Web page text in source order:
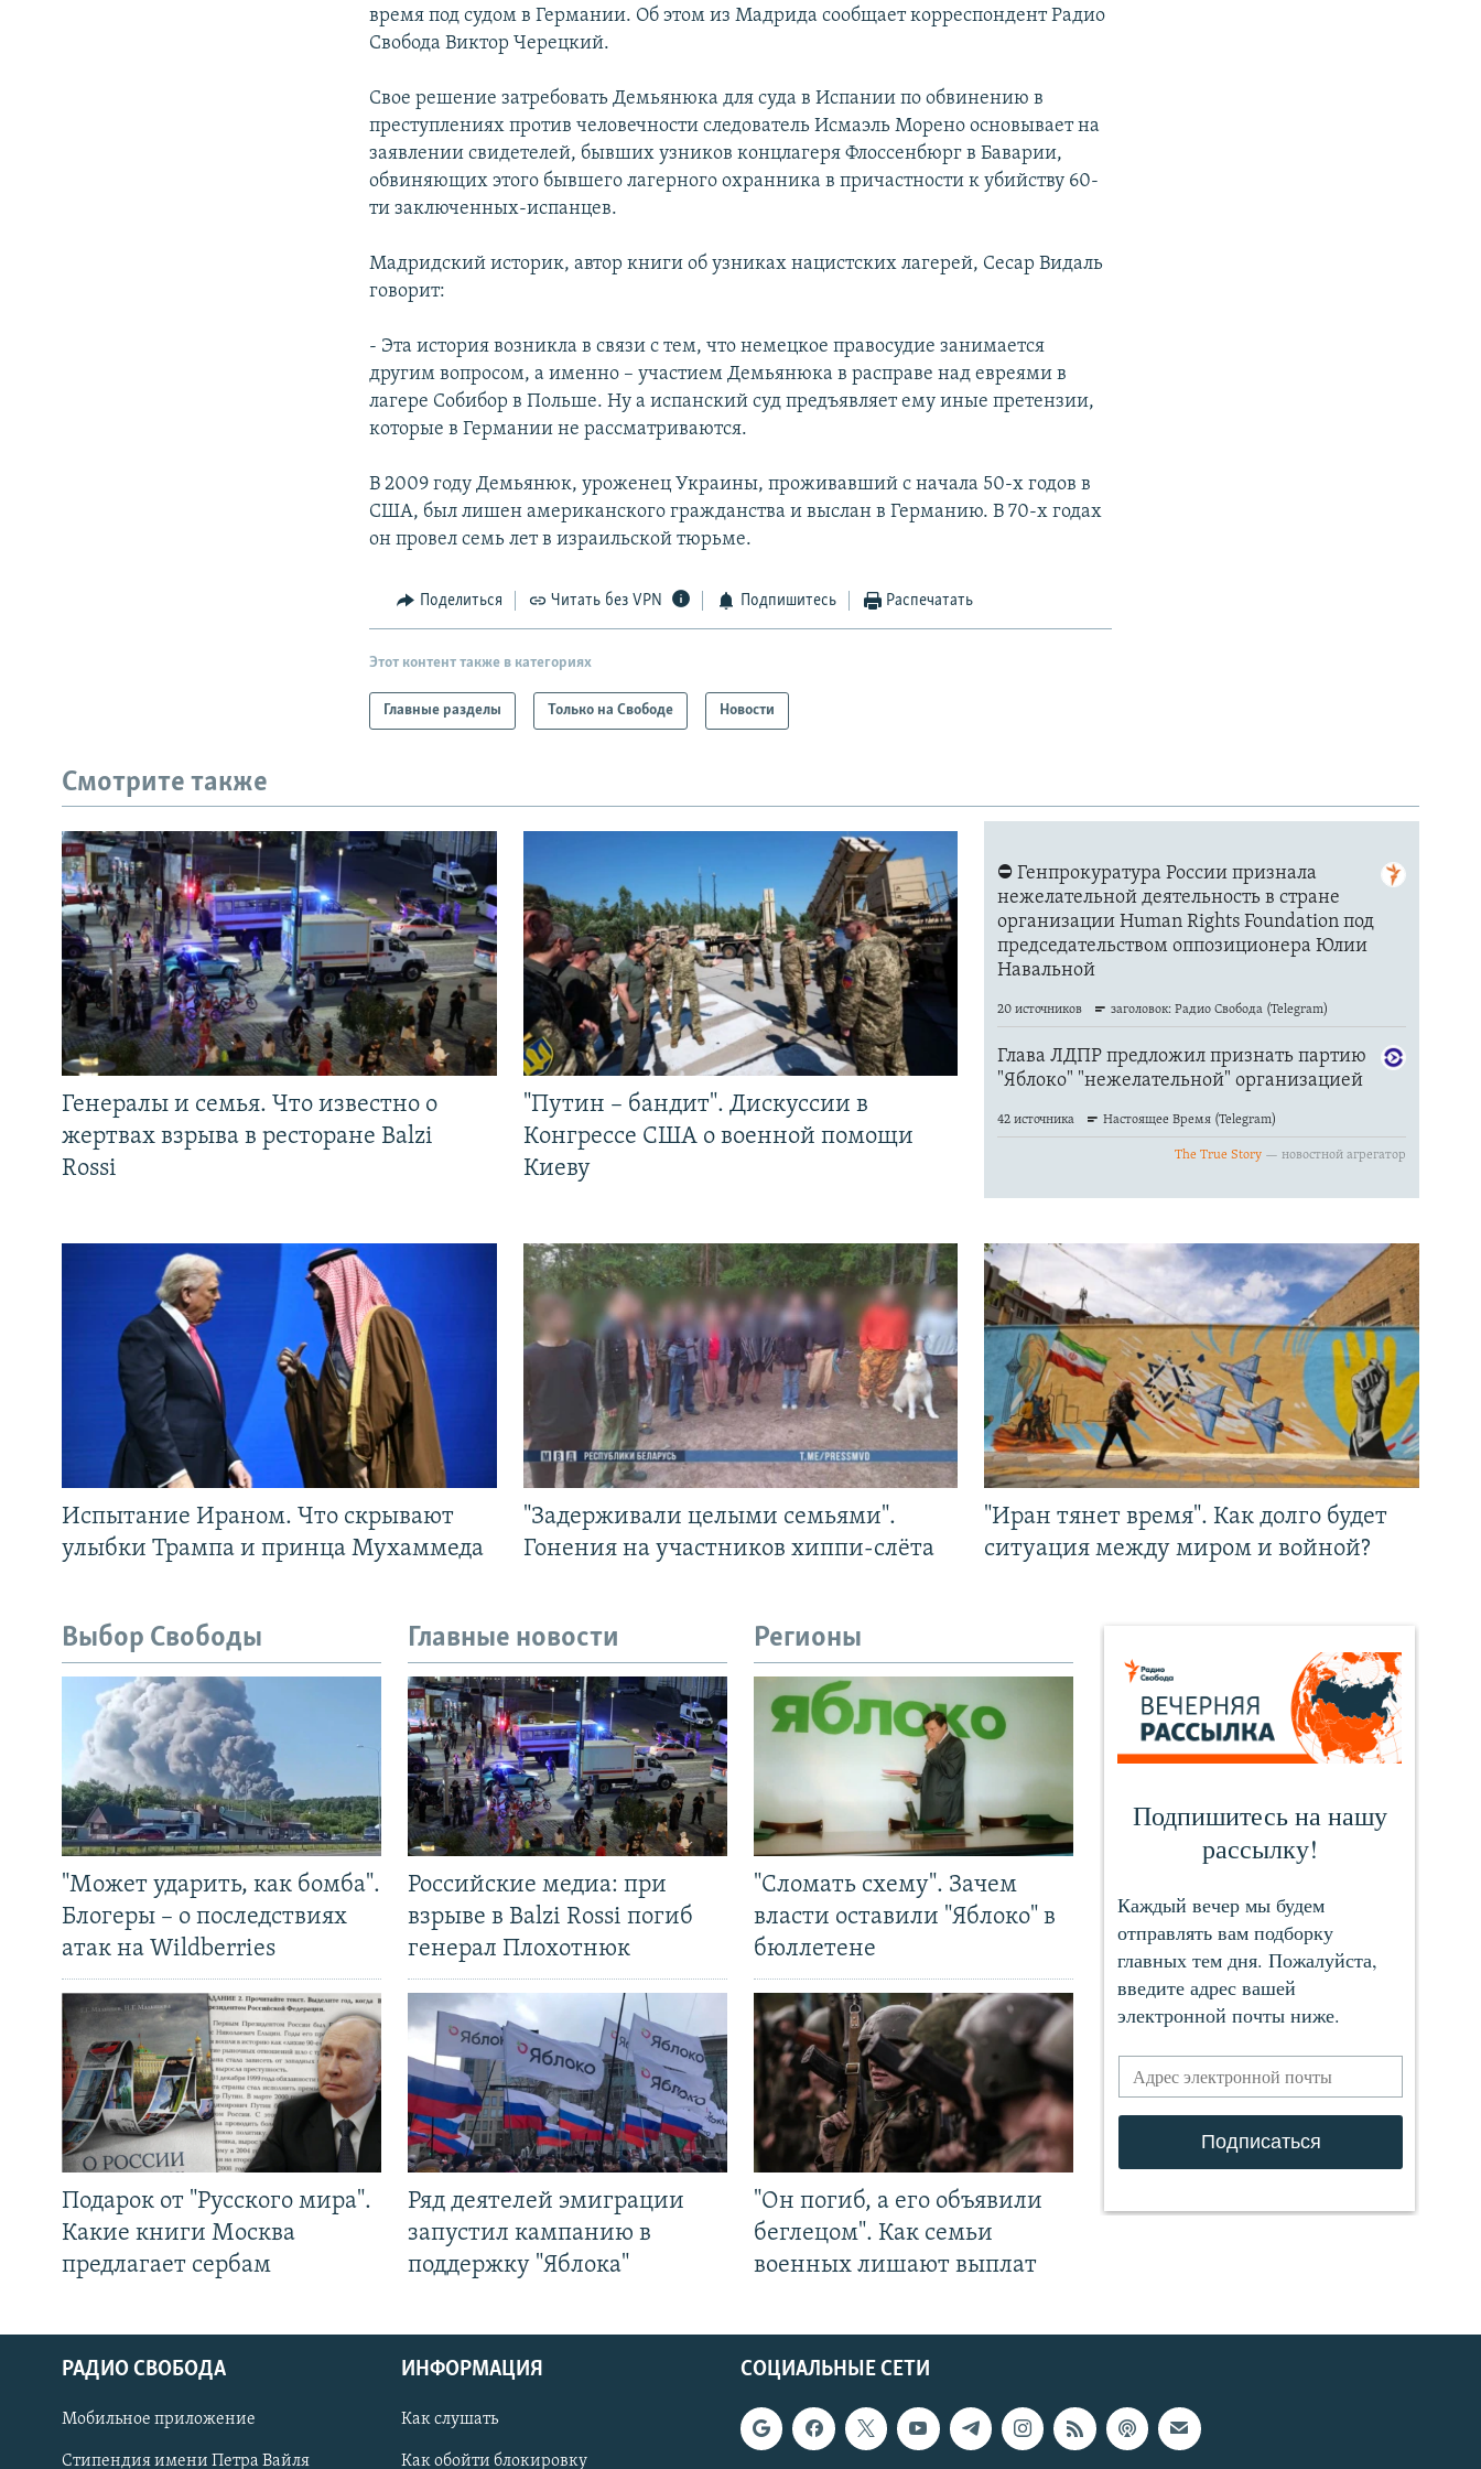
СОЦИАЛЬНЫЕ СЕТИ
время под судом в Германии. Об этом из Мадрида сообщает корреспондент Радио
Свобода Виктор Черецкий.
Свое решение затребовать Демьянюка для суда в Испании по обвинению в
преступлениях против человечности следователь Исмаэль Морено основывает на
заявлении свидетелей, бывших узников концлагеря Флоссенбюрг в Баварии,
обвиняющих этого бывшего лагерного охранника в причастности к убийству 60-
ти заключенных-испанцев.
Мадридский историк, автор книги об узниках нацистских лагерей, Сесар Видаль
говорит:
- Эта история возникла в связи с тем, что немецкое правосудие занимается
другим вопросом, а именно – участием Демьянюка в расправе над евреями в
лагере Собибор в Польше. Ну а испанский суд предъявляет ему иные претензии,
которые в Германии не рассматриваются.
В 2009 году Демьянюк, уроженец Украины, проживавший с начала 50-х годов в
США, был лишен американского гражданства и выслан в Германию. В 70-х годах
он провел семь лет в израильской тюрьме.
Поделиться Читать без VPN Подпишитесь Распечатать
Этот контент также в категориях
Главные разделы Только на Свободе Новости
Смотрите также
Генералы и семья. Что известно о
жертвах взрыва в ресторане Balzi
Rossi
"Путин – бандит". Дискуссии в
Конгрессе США о военной помощи
Киеву
Испытание Ираном. Что скрывают
улыбки Трампа и принца Мухаммеда
"Задерживали целыми семьями".
Гонения на участников хиппи-слёта
"Иран тянет время". Как долго будет
ситуация между миром и войной?
Выбор Свободы
"Может ударить, как бомба".
Блогеры – о последствиях
атак на Wildberries
Подарок от "Русского мира".
Какие книги Москва
предлагает сербам
Главные новости
Российские медиа: при
взрыве в Balzi Rossi погиб
генерал Плохотнюк
Ряд деятелей эмиграции
запустил кампанию в
поддержку "Яблока"
Регионы
"Сломать схему". Зачем
власти оставили "Яблоко" в
бюллетене
"Он погиб, а его объявили
беглецом". Как семьи
военных лишают выплат
СОЦИАЛЬНЫЕ СЕТИ
РАДИО СВОБОДА
Мобильное приложение
Стипендия имени Петра Вайля
ИНФОРМАЦИЯ
Как слушать
Как обойти блокировку